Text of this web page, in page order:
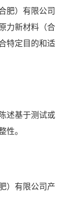
肥）有限公司
力新材料（合
特定目的和适
述基于测试或
性。
）有限公司产